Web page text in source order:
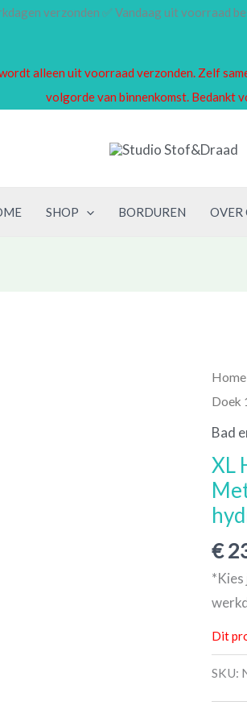
verzonden ✅ Vandaag uit voorraad
alleen uit voorraad verzonden. Zelf
volgorde van binnenkomst. Bedankt
SHOP BORDUREN OVER
Home
Doek
Bad
XL
€
Dit
SKU: